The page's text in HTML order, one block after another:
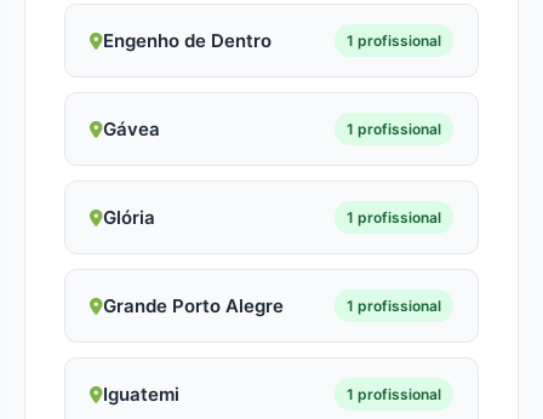
Engenho de Dentro 1 profissional
Gávea 1 profissional
Glória 1 profissional
Grande Porto Alegre 1 profissional
Iguatemi 1 profissional